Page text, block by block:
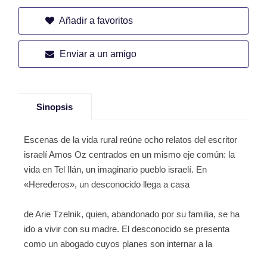
Añadir a favoritos
Enviar a un amigo
Sinopsis
Escenas de la vida rural reúne ocho relatos del escritor
israelí Amos Oz centrados en un mismo eje común: la
vida en Tel Ilán, un imaginario pueblo israelí. En
«Herederos», un desconocido llega a casa
de Arie Tzelnik, quien, abandonado por su familia, se ha
ido a vivir con su madre. El desconocido se presenta
como un abogado cuyos planes son internar a la